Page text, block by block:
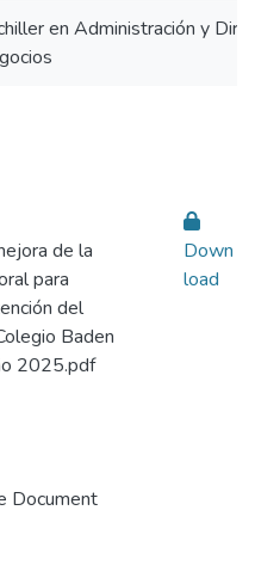
en Administración y
de la
para
del
Baden
2025.pdf
Document
Down
load